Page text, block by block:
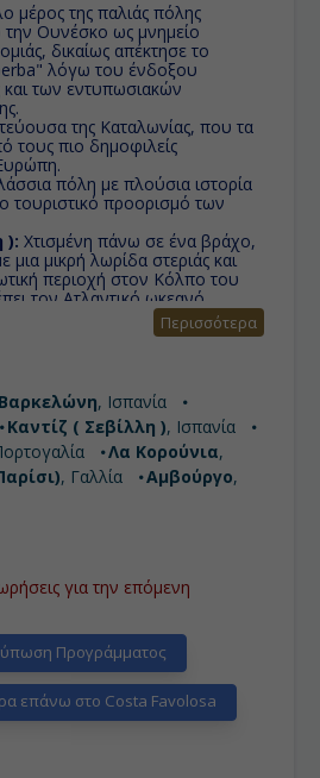
μέρος της παλιάς πόλης
Ουνέσκο ως μνημείο
δικαίως απέκτησε το
λόγω του ένδοξου
των εντυπωσιακών
της Καταλωνίας, που τα
τους πιο δημοφιλείς
πόλη με πλούσια ιστορία
τουριστικό προορισμό των
): Χτισμένη πάνω σε ένα βράχο,
μια μικρή λωρίδα στεριάς και
περιοχή στον Κόλπο του
τον Ατλαντικό ωκεανό.
Τα αξιοθέατα της πόλης είναι
από αυτά είναι το Μουσείο
Καθεδρικός Ναός, ο πύργος
Da Bolsa. Αν είστε λάτρης του
ένα απ’ τα πιο ιδιαίτερα
την βόλτα σας στην
Plaza Maria Pita, μια
Mayor της Μαδρίτης και
ψαραγορά.
στη Νορμανδία.
και θαλασσινή
Αμβούργο συγκαταλέγεται
της Ευρώπης.
Περισσότερα
Βαρκελώνη, Ισπανία
Καντίζ ( Σεβίλλη ), Ισπανία
Λα Κορούνια,
, Γαλλία Αμβούργο,
για την επόμενη
Προγράμματος
επάνω στο Costa Favolosa